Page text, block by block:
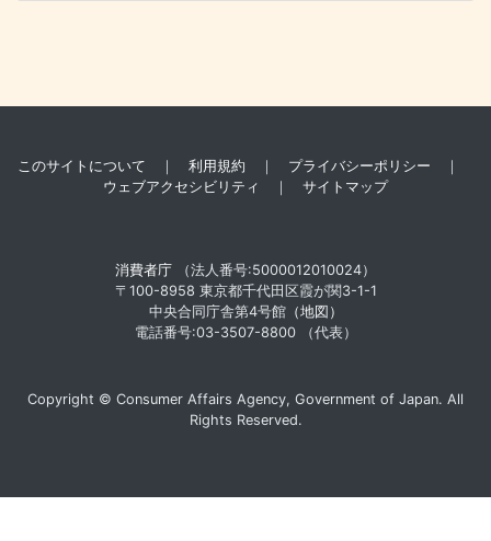
このサイトについて ｜ 利用規約 ｜ プライバシーポリシー ｜
ウェブアクセシビリティ
｜ サイトマップ
消費者庁 （法人番号:5000012010024）
〒100-8958 東京都千代田区霞が関3-1-1
中央合同庁舎第4号館（地図）
電話番号:03-3507-8800 （代表）
Copyright © Consumer Affairs Agency, Government of Japan. All
Rights Reserved.